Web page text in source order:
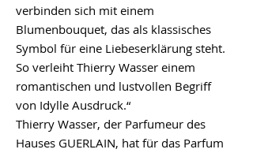
verbinden sich mit einem
Blumenbouquet, das als klassisches
Symbol für eine Liebeserklärung steht.
So verleiht Thierry Wasser einem
romantischen und lustvollen Begriff
von Idylle Ausdruck.“
Thierry Wasser, der Parfumeur des
Hauses GUERLAIN, hat für das Parfum